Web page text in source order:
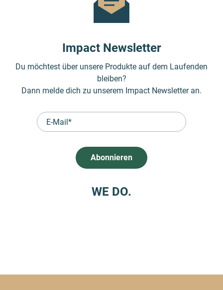
Impact Newsletter
Du möchtest über unsere Produkte auf dem Laufenden
bleiben?
Dann melde dich zu unserem Impact Newsletter an.
WE DO.